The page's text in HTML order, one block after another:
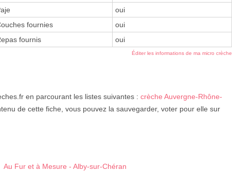
oui
fournies
oui
fournis
oui
Éditer les informations de ma micro crèche
en parcourant les listes suivantes : crèche Auvergne-Rhône-
de cette fiche, vous pouvez la sauvegarder, voter pour elle sur
Au Fur et à Mesure - Alby-sur-Chéran